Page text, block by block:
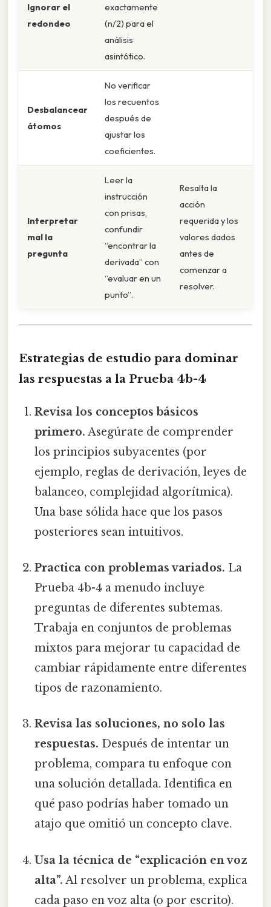
Ignorar el
redondeo
exactamente
(n/2) para el
análisis
asintótico.
Desbalancear
átomos
No verificar
los recuentos
después de
ajustar los
coeficientes.
Interpretar
mal la
pregunta
Leer la
instrucción
con prisas,
confundir
“encontrar la
derivada” con
“evaluar en un
punto”.
Resalta la
acción
requerida y los
valores dados
antes de
comenzar a
resolver.
Estrategias de estudio para dominar
las respuestas a la Prueba 4b-4
Revisa los conceptos básicos
primero. Asegúrate de comprender
los principios subyacentes (por
ejemplo, reglas de derivación, leyes de
balanceo, complejidad algorítmica).
Una base sólida hace que los pasos
posteriores sean intuitivos.
Practica con problemas variados. La
Prueba 4b-4 a menudo incluye
preguntas de diferentes subtemas.
Trabaja en conjuntos de problemas
mixtos para mejorar tu capacidad de
cambiar rápidamente entre diferentes
tipos de razonamiento.
Revisa las soluciones, no solo las
respuestas. Después de intentar un
problema, compara tu enfoque con
una solución detallada. Identifica en
qué paso podrías haber tomado un
atajo que omitió un concepto clave.
Usa la técnica de “explicación en voz
alta”. Al resolver un problema, explica
cada paso en voz alta (o por escrito).